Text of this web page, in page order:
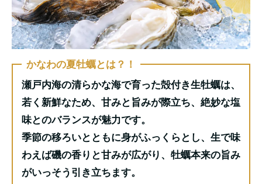
かなわの夏牡蠣とは？！
瀬戸内海の清らかな海で育った殻付き生牡蠣は、
若く新鮮なため、甘みと旨みが際立ち、絶妙な塩
味とのバランスが魅力です。
季節の移ろいとともに身がふっくらとし、生で味
わえば磯の香りと甘みが広がり、牡蠣本来の旨み
がいっそう引き立ちます。